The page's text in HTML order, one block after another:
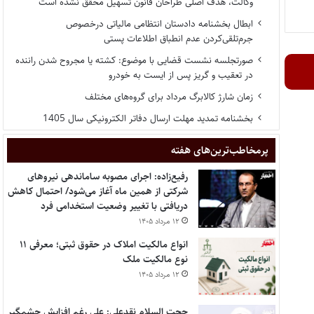
ابطال بخشنامه دادستان انتظامی مالیاتی درخصوص
جرم‌تلقی‌کردن عدم انطباق اطلاعات پستی
صورتجلسه نشست قضایی با موضوع: کشته یا مجروح شدن راننده
در تعقیب و گریز پس از ایست به خودرو
زمان شارژ کالابرگ مرداد برای گروه‌های مختلف
بخشنامه تمدید مهلت ارسال دفاتر الکترونیکی سال 1405
پر‌مخاطب‌ترین‌های هفته
رفیع‌زاده: اجرای مصوبه ساماندهی نیروهای
شرکتی از همین ماه آغاز می‌شود/ احتمال کاهش
دریافتی با تغییر وضعیت استخدامی فرد
۱۲ مرداد ۱۴۰۵
انواع مالکیت املاک در حقوق ثبتی؛ معرفی ۱۱
نوع مالکیت ملک
۱۲ مرداد ۱۴۰۵